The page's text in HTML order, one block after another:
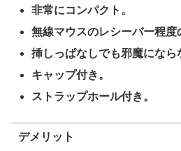
非常にコンパクト。
無線マウスのレシーバー程度
挿しっぱなしでも邪魔になら
キャップ付き。
ストラップホール付き。
デメリット